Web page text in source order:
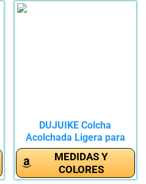
DUJUIKE Colcha
Acolchada Ligera para
Todas Las...
MEDIDAS Y
COLORES